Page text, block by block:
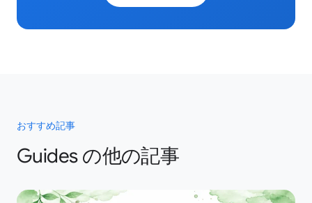
おすすめ記事
Guides の他の記事